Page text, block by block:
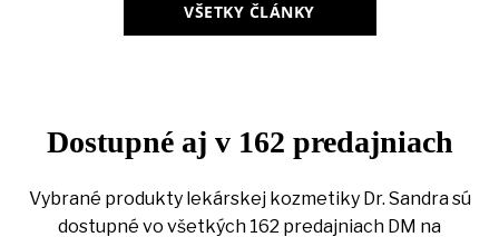
VŠETKY ČLÁNKY
Dostupné aj v 162 predajniach
Vybrané produkty lekárskej kozmetiky Dr. Sandra sú
dostupné vo všetkých 162 predajniach DM na